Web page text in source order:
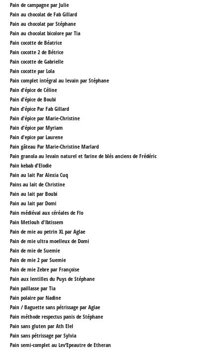
Pain de campagne par Julie
Pain au chocolat de Fab Gillard
Pain au chocolat par Stéphane
Pain au chocolat bicolore par Tia
Pain cocotte de Béatrice
Pain cocotte 2 de Bétrice
Pain cocotte de Gabrielle
Pain cocotte par Lola
Pain complet intégral au levain par Stéphane
Pain d'épice de Céline
Pain d'épice de Boubi
Pain d'épice Par Fab Gillard
Pain d'épice par Marie-Christine
Pain d'épice par Myriam
Pain d'epice par Laurene
Pain gâteau Par Marie-Christine Marlard
Pain granola au levain naturel et farine de blés anciens de Frédéric
Pain kebab d'Elodie
Pain au lait Par Alexia Cuq
Pains au lait de Christine
Pain au lait par Boubi
Pain au lait par Domi
Pain médiéval aux céréales de Flo
Pain Metlouh d'Ibtissem
Pain de mie au petrin XL par Aglae
Pain de mie ultra moelleux de Domi
Pain de mie de Suemie
Pain de mie 2 par Suemie
Pain de mie Zebre par Françoise
Pain aux lentilles du Puys de Stéphane
Pain paillasse par Tia
Pain polaire par Nadine
Pain / Baguette sans pétrissage par Aglae
Pain méthode respectus panis de Stéphane
Pain sans gluten par Ath Elel
Pain sans pétrissage par Sylvia
Pain semi-complet au Lev’Epeautre de Etheran